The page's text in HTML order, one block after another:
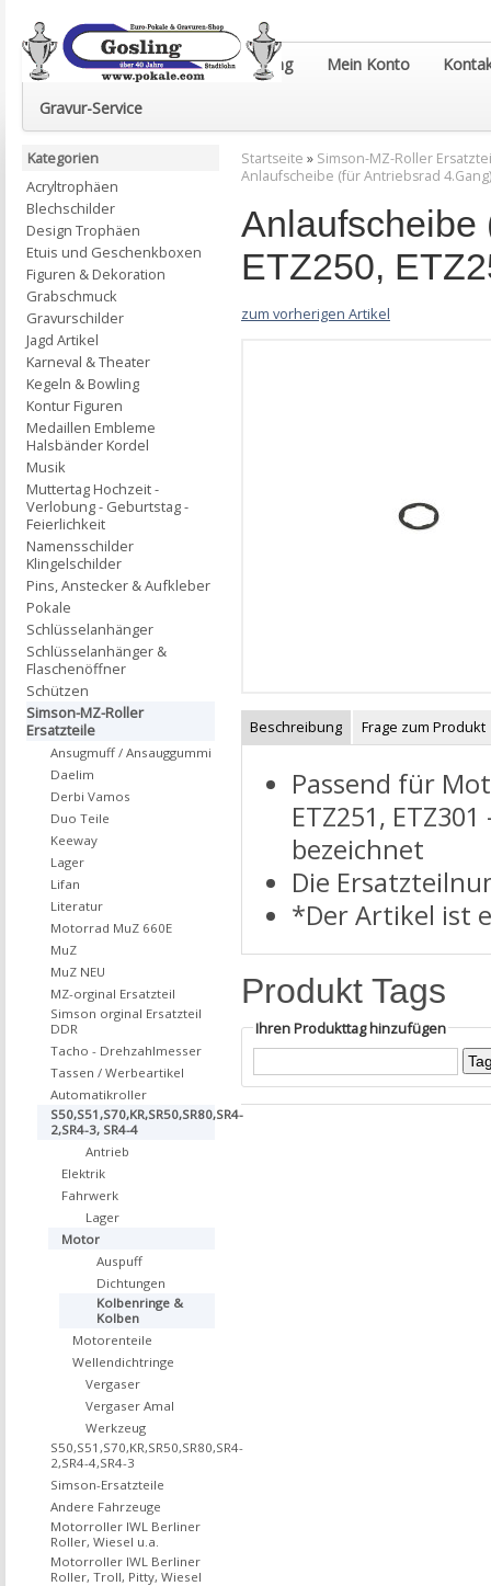
Euro-Pokale & Gravur-Shop Gosling Mein Konto
Gravur-Service
Startseite » Simson-MZ-Roller
Anlaufscheibe (für Antriebsrad 4.Gang)
Anlaufscheibe
ETZ250,
zum vorherigen Artikel
Beschreibung Frage zum Produkt
Passend für
ETZ251,
bezeichnet
Die
*Der Artikel ist
Produkt Tags
Ihren Produkttag hinzufügen
Kategorien
Acryltrophäen
Blechschilder
Design Trophäen
Etuis und Geschenkboxen
Figuren & Dekoration
Grabschmuck
Gravurschilder
Jagd Artikel
Karneval & Theater
Kegeln & Bowling
Kontur Figuren
Medaillen Embleme
Halsbänder Kordel
Musik
Muttertag Hochzeit -
Verlobung - Geburtstag -
Feierlichkeit
Namensschilder
Klingelschilder
Pins, Anstecker & Aufkleber
Pokale
Schlüsselanhänger
Schlüsselanhänger &
Flaschenöffner
Schützen
Simson-MZ-Roller
Ersatzteile
Ansugmuff / Ansauggummi
Daelim
Derbi Vamos
Duo Teile
Keeway
Lager
Lifan
Literatur
Motorrad MuZ 660E
MuZ
MuZ NEU
MZ-orginal Ersatzteil
Simson orginal Ersatzteil
DDR
Tacho - Drehzahlmesser
Tassen / Werbeartikel
Automatikroller
S50,S51,S70,KR,SR50,SR80,SR4-
2,SR4-3, SR4-4
Antrieb
Elektrik
Fahrwerk
Lager
Motor
Auspuff
Dichtungen
Kolbenringe &
Kolben
Motorenteile
Wellendichtringe
Vergaser
Vergaser Amal
Werkzeug
S50,S51,S70,KR,SR50,SR80,SR4-
2,SR4-4,SR4-3
Simson-Ersatzteile
Andere Fahrzeuge
Motorroller IWL Berliner
Roller, Wiesel u.a.
Motorroller IWL Berliner
Roller, Troll, Pitty, Wiesel